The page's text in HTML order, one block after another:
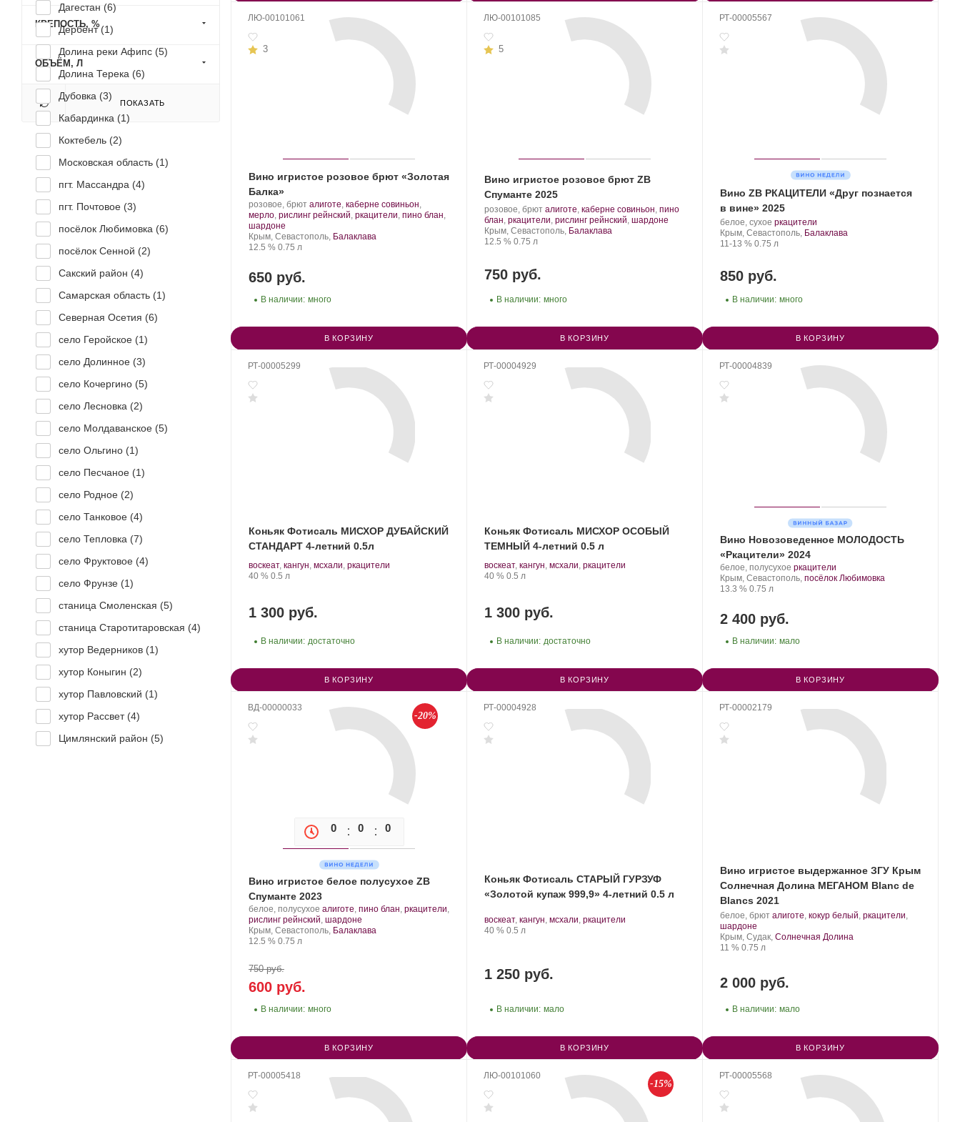
ЛЮ-00101061
3
Вино игристое розовое брют «Золотая
Балка»
Производитель:
Золотая
Балка.
розовое, брют .
Сорт
алиготе, каберне совиньон,
мерло, рислинг рейнский, ркацители, пино блан,
шардоне
Регион:
Крым, Севастополь, Балаклава
Крепость
12.5 %. Объем
0.75 л
650 руб.
В наличии: много
В КОРЗИНУ
ЛЮ-00101085
5
Вино игристое розовое брют ZB
Спуманте 2025
Производитель:
Золотая
Балка.
розовое, брют .
Сорт
винограда:
алиготе, каберне совиньон, пино
блан, ркацители, рислинг рейнский, шардоне
Регион:
Крым, Севастополь, Балаклава
Крепость
12.5 %. Объем
0.75 л
750 руб.
В наличии: много
В КОРЗИНУ
РТ-00005567
Вино ZB РКАЦИТЕЛИ «Друг познается
в вине» 2025
Производитель:
Золотая
Балка.
белое, сухое .
Сорт
винограда:
ркацители
Регион:
Крым, Севастополь, Балаклава
Крепость
11-13 %. Объем
0.75 л
850 руб.
В наличии: много
В КОРЗИНУ
РТ-00005299
Коньяк Фотисаль МИСХОР ДУБАЙСКИЙ
СТАНДАРТ 4-летний 0.5л
Производитель:
АГОРА.
.
Сорт
воскеат, кангун, мсхали, ркацители
Крепость
40 %. Объем
0.5 л
1 300 руб.
В наличии: достаточно
В КОРЗИНУ
РТ-00004929
Коньяк Фотисаль МИСХОР ОСОБЫЙ
ТЕМНЫЙ 4-летний 0.5 л
Производитель:
АГОРА.
.
Сорт
воскеат, кангун, мсхали, ркацители
Крепость
40 %. Объем
0.5 л
1 300 руб.
В наличии: достаточно
В КОРЗИНУ
РТ-00004839
Вино Новозоведенное МОЛОДОСТЬ
«Ркацители» 2024
Производитель:
Новозаведенное.
белое, полусухое .
Сорт
ркацители
Регион:
Крым, Севастополь, посёлок Любимовка
Крепость
13.3 %. Объем
0.75 л
2 400 руб.
В наличии: мало
В КОРЗИНУ
ВД-00000033
-20%
0 0 0
Вино игристое белое полусухое ZB
Спуманте 2023
Производитель:
Золотая
Балка.
белое, полусухое .
Сорт
винограда:
алиготе, пино блан, ркацители,
рислинг рейнский, шардоне
Регион:
Крым, Севастополь, Балаклава
Крепость
12.5 %. Объем
0.75 л
600 руб.
750 руб.
В наличии: много
В КОРЗИНУ
РТ-00004928
Коньяк Фотисаль СТАРЫЙ ГУРЗУФ
«Золотой купаж 999,9» 4-летний 0.5 л
Производитель:
АГОРА.
.
Сорт
воскеат, кангун, мсхали, ркацители
Крепость
40 %. Объем
0.5 л
1 250 руб.
В наличии: мало
В КОРЗИНУ
РТ-00002179
Вино игристое выдержанное ЗГУ Крым
Солнечная Долина МЕГАНОМ Blanc de
Blancs 2021
Производитель:
Солнечная
Долина.
белое, брют .
винограда:
алиготе, кокур белый, ркацители,
шардоне
Регион:
Крым, Судак, Солнечная Долина
Крепость
11 %. Объем
0.75 л
2 000 руб.
В наличии: мало
В КОРЗИНУ
РТ-00005418 ЛЮ-00101060
-15%
РТ-00005568
Дагестан (6)
Дербент (1)
Долина реки Афипс (5)
Долина Терека (6)
Дубовка (3)
Кабардинка (1)
Коктебель (2)
Московская область (1)
пгт. Массандра (4)
пгт. Почтовое (3)
посёлок Любимовка (6)
посёлок Сенной (2)
Сакский район (4)
Самарская область (1)
Северная Осетия (6)
село Геройское (1)
село Долинное (3)
село Кочергино (5)
село Лесновка (2)
село Молдаванское (5)
село Ольгино (1)
село Песчаное (1)
село Родное (2)
село Танковое (4)
село Тепловка (7)
село Фруктовое (4)
село Фрунзе (1)
станица Смоленская (5)
станица Старотитаровская (4)
хутор Ведерников (1)
хутор Коныгин (2)
хутор Павловский (1)
хутор Рассвет (4)
Цимлянский район (5)
КРЕПОСТЬ, %
ОБЪЁМ, Л
ПОКАЗАТЬ